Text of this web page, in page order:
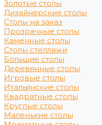
Золотые столы
Дизайнерские столы
Столы на заказ
Прозрачные столы
Каменные столы
Столы стеллажи
Большие столы
Деревянные столы
Игровые столы
Итальянские столы
Квадратные столы
Круглые столы
Маленькие столы